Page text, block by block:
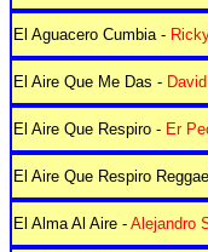
El Aguacero Cumbia -
El Aire Que Me Das -
El Aire Que Respiro - Er
El Aire Que Respiro
El Alma Al Aire - Alejandro